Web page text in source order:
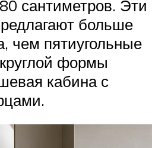
сантиметров. Эти
больше
чем пятиугольные
формы
кабина с